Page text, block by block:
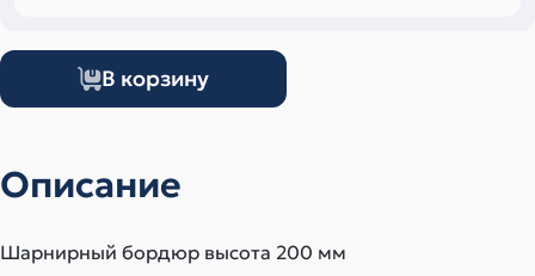
В корзину
Описание
Шарнирный бордюр высота 200 мм